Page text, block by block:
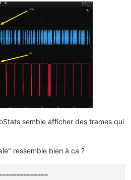
semble afficher des trames qui
ressemble bien à ca ?